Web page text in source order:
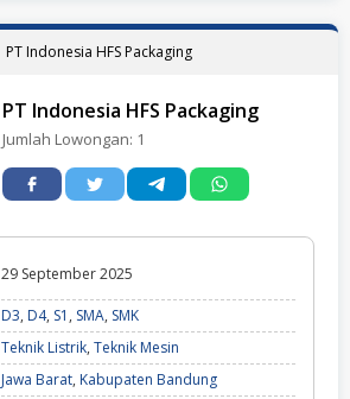
PT Indonesia HFS Packaging
PT Indonesia HFS Packaging
Jumlah Lowongan: 1
29 September 2025
D3, D4, S1 , SMA, SMK
Teknik Listrik, Teknik Mesin
Jawa Barat, Kabupaten Bandung